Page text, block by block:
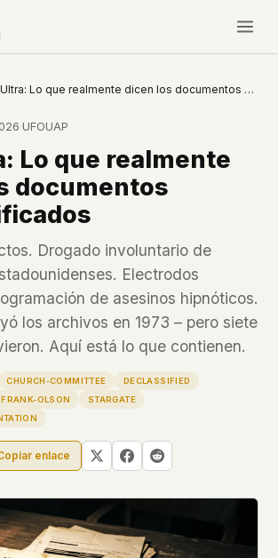
DON'T USE
Pixel
or CDNs
website. Every page is a plain
article, no server-side code
database query fires. No profile is
is created.
MK Ultra: Lo que realmente dicen los documentos desclasificados
·UFOUAP
Lo que realmente
documentos
Drogado involuntario de
Electrodos
de asesinos hipnóticos.
los archivos en 1973 – pero siete
Aquí está lo que contienen.
CHURCH-COMMITTEE
DECLASSIFIED
FRANK-OLSON
STARGATE
enlace